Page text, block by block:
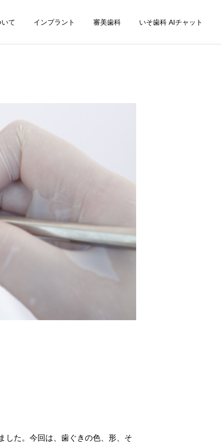
て インプラント 審美歯科 いそ歯科 AIチャット
した。今回は、歯ぐきの色、形、そ